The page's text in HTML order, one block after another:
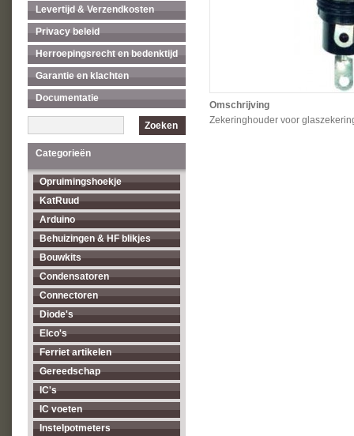
Levertijd & Verzendkosten
Privacy beleid
Herroepingsrecht en bedenktijd
Garantie en klachten
Documentatie
Zoeken
Categorieën
Opruimingshoekje
KatRuud
Arduino
Behuizingen & HF blikjes
Bouwkits
Condensatoren
Connectoren
Diode's
Elco's
Ferriet artikelen
Gereedschap
IC's
IC voeten
Instelpotmeters
Omschrijving
Zekeringhouder voor